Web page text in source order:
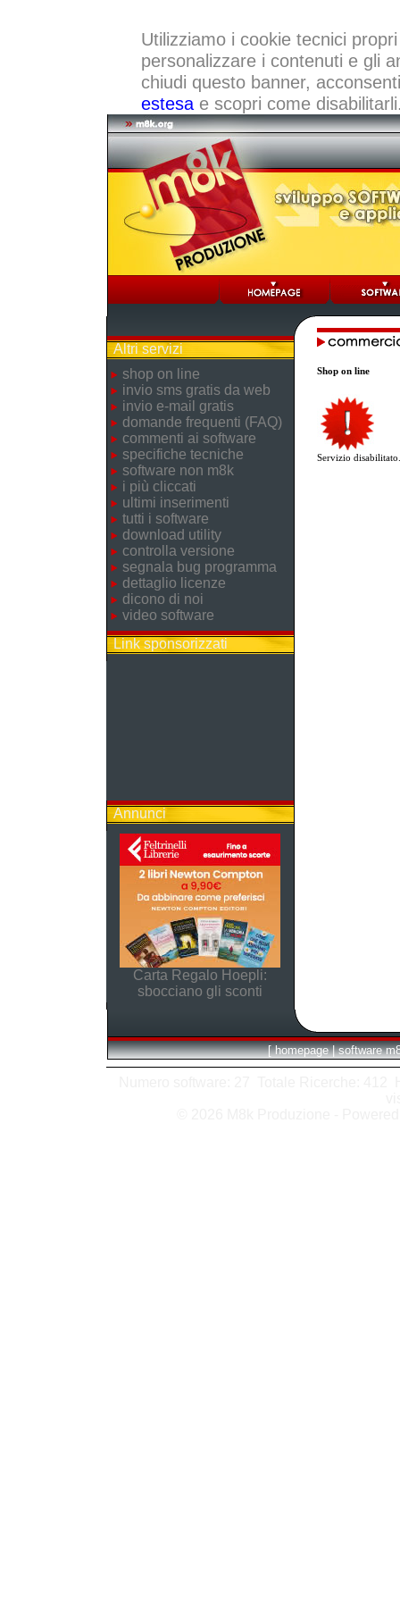
Utilizziamo i cookie tecnici
personalizzare i contenuti e gli
chiudi questo banner,
estesae scopri come
Altri servizi
shop on line
invio sms gratis da web
invio e-mail gratis
domande frequenti (FAQ)
commenti ai software
specifiche tecniche
software non m8k
i più cliccati
ultimi inserimenti
tutti i software
download utility
controlla versione
segnala bug programma
dettaglio licenze
dicono di noi
video software
Link sponsorizzati
Annunci
Carta Regalo Hoepli:
sbocciano gli sconti
Shop on line
Servizio disabilitato.
[ homepage | software